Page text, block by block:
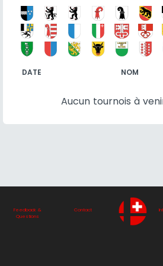
DATE NOM
Aucun tournois à
Feedback &
Questions
Contact